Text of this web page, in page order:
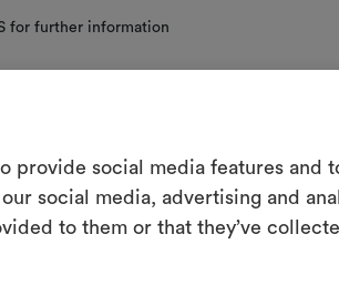
provide social media features and
social media, advertising and
to them or that they’ve
for further information
Ein
Leben